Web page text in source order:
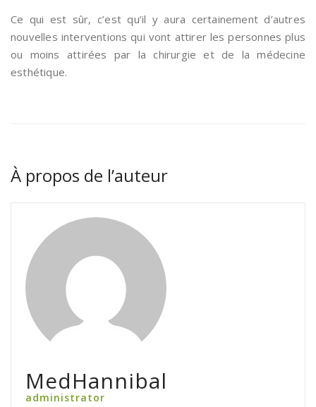
Ce qui est sûr, c’est qu’il y aura certainement d’autres
nouvelles interventions qui vont attirer les personnes plus
ou moins attirées par la chirurgie et de la médecine
esthétique.
À propos de l’auteur
MedHannibal
administrator